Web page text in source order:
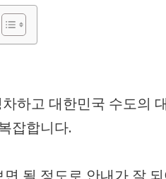
하고 대한민국 수도의
잡합니다.
될 정도로 안내가 잘